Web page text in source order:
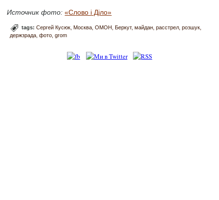
Источник фото: «Слово і Діло»
tags:Сергей Кусюк Москва ОМОН Беркут майдан расстрел розшук
держзрада фото grom